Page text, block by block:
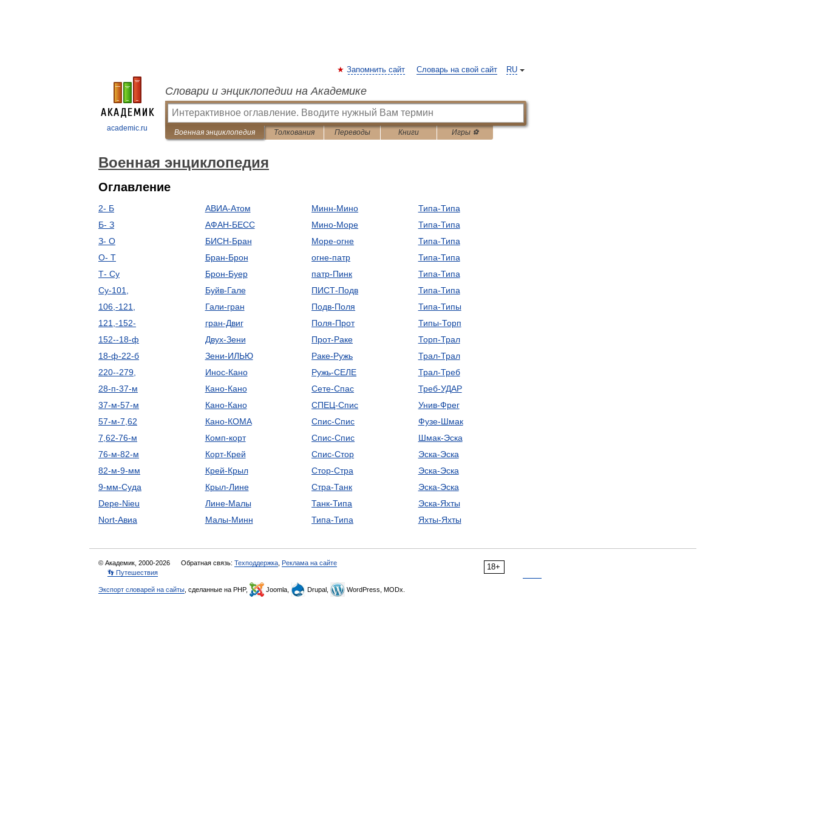
academic.ru
RU
Запомнить сайт Словарь на свой сайт
Словари и энциклопедии на Академике
Военная энциклопедия Толкования Переводы Книги Игры ⚽
Военная энциклопедия
Оглавление
2- Б
Б- З
З- О
О- Т
Т- Су
Су-101,
106,-121,
121,-152-
152--18-ф
18-ф-22-б
220--279,
28-п-37-м
37-м-57-м
57-м-7,62
7,62-76-м
76-м-82-м
82-м-9-мм
9-мм-Cуда
Depe-Nieu
Nort-Авиа
АВИА-Атом
АФАН-БЕСС
БИСН-Бран
Бран-Брон
Брон-Буер
Буйв-Гале
Гали-гран
гран-Двиг
Двух-Зени
Зени-ИЛЬЮ
Инос-Кано
Кано-Кано
Кано-Кано
Кано-КОМА
Комп-корт
Корт-Крей
Крей-Крыл
Крыл-Лине
Лине-Малы
Малы-Минн
Минн-Мино
Мино-Море
Море-огне
огне-патр
патр-Пинк
ПИСТ-Подв
Подв-Поля
Поля-Прот
Прот-Раке
Раке-Ружь
Ружь-СЕЛЕ
Сете-Спас
СПЕЦ-Спис
Спис-Спис
Спис-Спис
Спис-Стор
Стор-Стра
Стра-Танк
Танк-Типа
Типа-Типа
Типа-Типа
Типа-Типа
Типа-Типа
Типа-Типа
Типа-Типа
Типа-Типа
Типа-Типы
Типы-Торп
Торп-Трал
Трал-Трал
Трал-Треб
Треб-УДАР
Унив-Фрег
Фузе-Шмак
Шмак-Эска
Эска-Эска
Эска-Эска
Эска-Эска
Эска-Яхты
Яхты-Яхты
18+
© Академик, 2000-2026 Обратная связь: Техподдержка Реклама на сайте
👣 Путешествия
Экспорт словарей на сайты , сделанные на PHP, Joomla, Drupal, WordPress, MODx.